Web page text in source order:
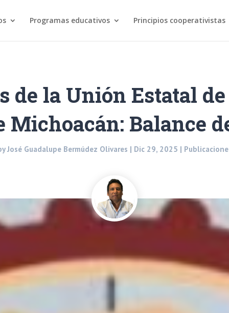
Programas educativos Principios cooperativistas
de la Unión Estatal
Michoacán: Balance
José Guadalupe Bermúdez Olivares | Dic 29, 2025 |